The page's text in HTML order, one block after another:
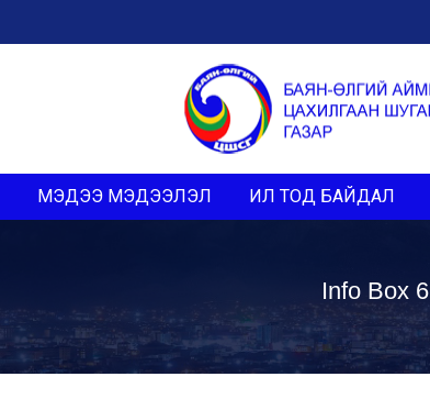
МЭДЭЭ МЭДЭЭЛЭЛ ИЛ ТОД БАЙДАЛ
Info Box 6